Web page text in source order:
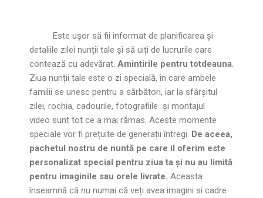
Este ușor să fii informat de planificarea și
detaliile zilei nunții tale și să uiți de lucrurile care
contează cu adevărat. Amintirile pentru totdeauna.
Ziua nunții tale este o zi specială, în care ambele
familii se unesc pentru a sărbători, iar la sfârșitul
zilei, rochia, cadourile, fotografiile și montajul
video sunt tot ce a mai rămas. Aceste momente
speciale vor fi prețuite de generații întregi. De aceea,
pachetul nostru de nuntă pe care il oferim este
personalizat special pentru ziua ta și nu au limită
pentru imaginile sau orele livrate. Aceasta
înseamnă că nu numai că veți avea imagini si cadre